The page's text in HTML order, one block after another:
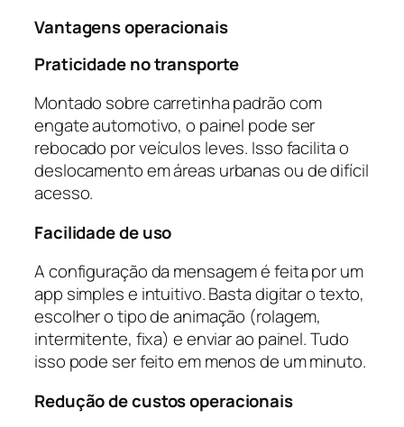
Vantagens operacionais
Praticidade no transporte
Montado sobre carretinha padrão com
engate automotivo, o painel pode ser
rebocado por veículos leves. Isso facilita o
deslocamento em áreas urbanas ou de difícil
acesso.
Facilidade de uso
A configuração da mensagem é feita por um
app simples e intuitivo. Basta digitar o texto,
escolher o tipo de animação (rolagem,
intermitente, fixa) e enviar ao painel. Tudo
isso pode ser feito em menos de um minuto.
Redução de custos operacionais